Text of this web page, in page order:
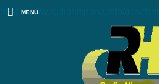
https://www.radiohispana.info/
MENU